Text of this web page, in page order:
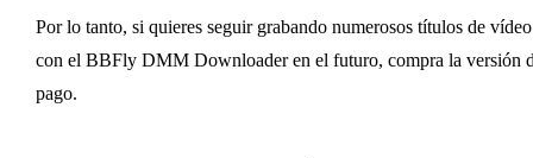
Por lo tanto, si quieres seguir grabando numerosos títulos de vídeo
con el BBFly DMM Downloader en el futuro, compra la versión
pago.